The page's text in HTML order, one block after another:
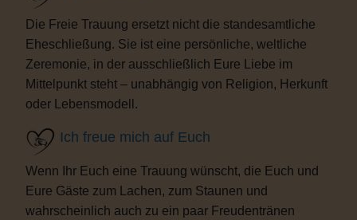
Die Freie Trauung ersetzt nicht die standesamtliche
Eheschließung. Sie ist eine persönliche, weltliche
Zeremonie, in der ausschließlich Eure Liebe im
Mittelpunkt steht – unabhängig von Religion, Herkunft
oder Lebensmodell.
Ich freue mich auf Euch
Wenn Ihr Euch eine Trauung wünscht, die Euch und
Eure Gäste zum Lachen, zum Staunen und
wahrscheinlich auch zu ein paar Freudentränen